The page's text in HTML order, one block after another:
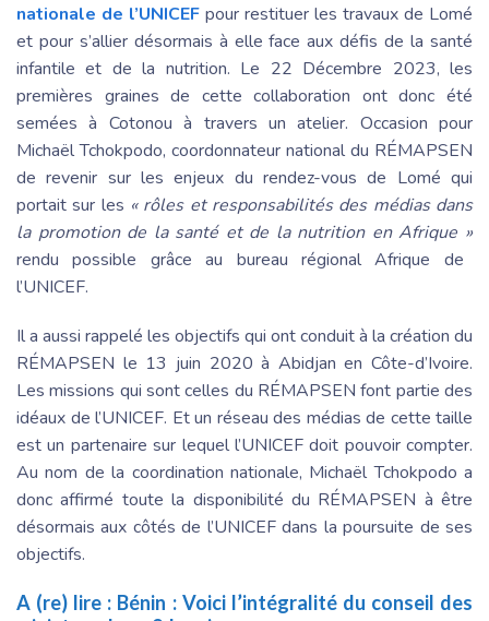
nationale de l’UNICEF pour restituer les travaux de Lomé
et pour s’allier désormais à elle face aux défis de la santé
infantile et de la nutrition. Le 22 Décembre 2023, les
premières graines de cette collaboration ont donc été
semées à Cotonou à travers un atelier. Occasion pour
Michaël Tchokpodo, coordonnateur national du RÉMAPSEN
de revenir sur les enjeux du rendez-vous de Lomé qui
portait sur les « rôles et responsabilités des médias dans
la promotion de la santé et de la nutrition en Afrique »
rendu possible grâce au bureau régional Afrique de
l’UNICEF.
Il a aussi rappelé les objectifs qui ont conduit à la création du
RÉMAPSEN le 13 juin 2020 à Abidjan en Côte-d’Ivoire.
Les missions qui sont celles du RÉMAPSEN font partie des
idéaux de l’UNICEF. Et un réseau des médias de cette taille
est un partenaire sur lequel l’UNICEF doit pouvoir compter.
Au nom de la coordination nationale, Michaël Tchokpodo a
donc affirmé toute la disponibilité du RÉMAPSEN à être
désormais aux côtés de l’UNICEF dans la poursuite de ses
objectifs.
A (re) lire : Bénin : Voici l’intégralité du conseil des